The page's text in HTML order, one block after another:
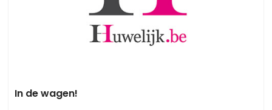
In de wagen!